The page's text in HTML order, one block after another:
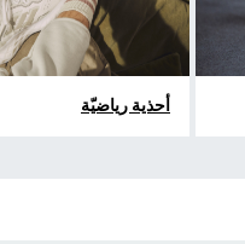
أحذية رياضيّة